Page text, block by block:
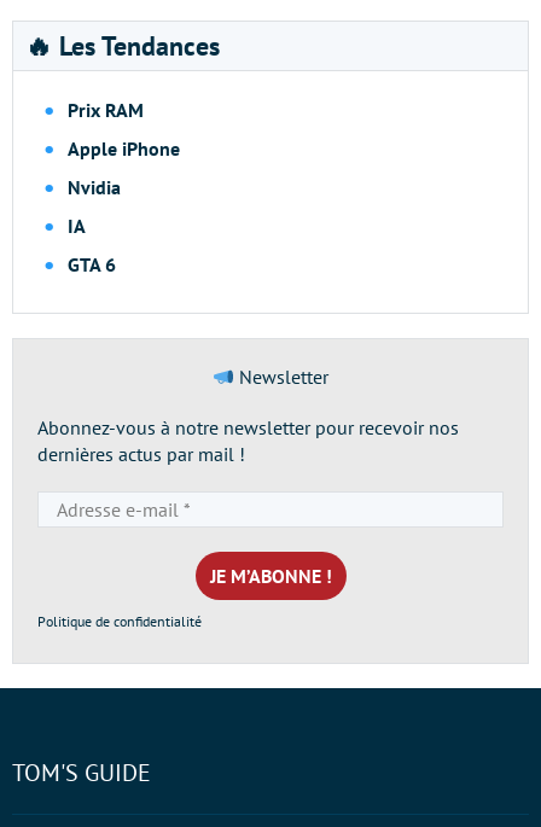
🔥 Les Tendances
Prix RAM
Apple iPhone
Nvidia
IA
GTA 6
Newsletter
Abonnez-vous à notre newsletter pour recevoir nos
dernières actus par mail !
e-
mail
*
Politique de confidentialité
TOM'S GUIDE